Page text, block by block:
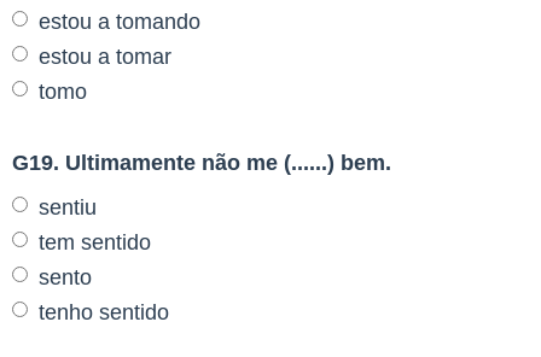
estou a tomando
estou a tomar
tomo
G19. Ultimamente não me (......) bem.
sentiu
tem sentido
sento
tenho sentido